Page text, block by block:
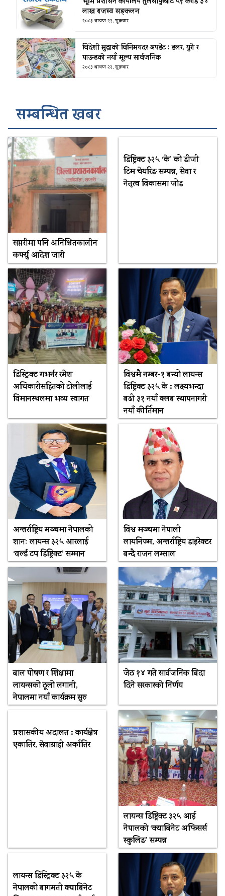
लाख राजस्व सङ्कलन
२०८३ श्रावण २२, शुक्रबार
विदेशी मुद्राको विनिमयदर अपडेट : डलर, युरो र
पाउन्डको नयाँ मूल्य सार्वजनिक
२०८३ श्रावण २२, शुक्रबार
सम्बन्धित खबर
सप्तरीमा पनि अनिश्चितकालीन
कर्फ्यु आदेश जारी
डिष्ट्रिक्ट ३२५ ‘के’ को डीजी
टिम चेयरिङ सम्पन्न, सेवा र
नेतृत्व विकासमा जोड
डिस्ट्रिक्ट गभर्नर रमेश
अधिकारीसहितको टोलीलाई
विमानस्थलमा भव्य स्वागत
विश्वमै नम्बर-१ बन्यो लायन्स
डिष्ट्रिक्ट ३२५ के : लक्ष्यभन्दा
बढी ३१ नयाँ क्लब स्थापनागरी
नयाँ कीर्तिमान
अन्तर्राष्ट्रिय मञ्चमा नेपालको
शानः लायन्स ३२५ आरलाई
‘वर्ल्ड टप डिष्ट्रिक्ट’ सम्मान
विश्व मञ्चमा नेपाली
लायनिज्म, अन्तर्राष्ट्रिय डाइरेक्टर
बन्दै राजन लम्साल
बाल पोषण र शिक्षामा
लायन्सको ठूलो लगानी,
नेपालमा नयाँ कार्यक्रम सुरु
जेठ १४ गते सार्वजनिक बिदा
दिने सरकारको निर्णय
प्रशासकीय अदालत : कार्यक्षेत्र
एकातिर, सेवाग्राही अर्कातिर
लायन्स डिष्ट्रिक्ट ३२५ आई
नेपालको ‘क्याबिनेट अफिसर्स
स्कुलिङ’ सम्पन्न
लायन्स डिस्ट्रिक्ट ३२५ के
नेपालको बागमती क्याबिनेट